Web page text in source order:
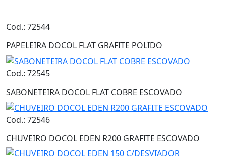
Cod.: 72544
PAPELEIRA DOCOL FLAT GRAFITE POLIDO
Cod.: 72545
SABONETEIRA DOCOL FLAT COBRE ESCOVADO
Cod.: 72546
CHUVEIRO DOCOL EDEN R200 GRAFITE ESCOVADO